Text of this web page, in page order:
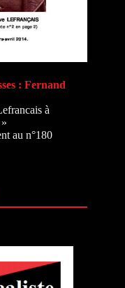
: Fernand
à
au n°180